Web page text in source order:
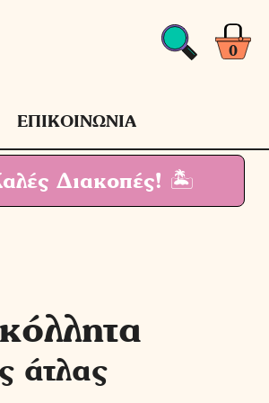
0
ΕΠΙΚΟΙΝΩΝΙΑ
Διακοπές! 🏝
άτλας